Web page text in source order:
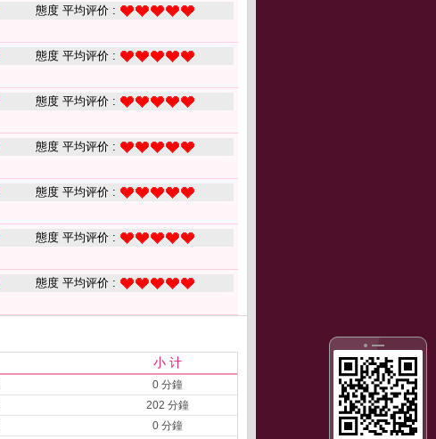
態度 平均评价 :
態度 平均评价 :
態度 平均评价 :
態度 平均评价 :
態度 平均评价 :
態度 平均评价 :
態度 平均评价 :
小 计
0 分鐘
202 分鐘
0 分鐘